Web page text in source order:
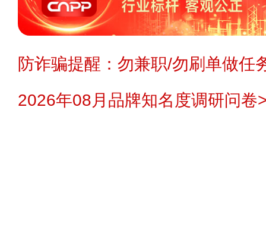
防诈骗提醒：勿兼职/勿刷单做任
2026年08月品牌知名度调研问卷